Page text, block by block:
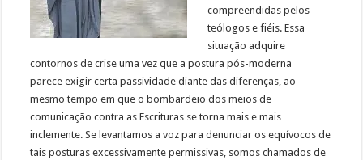
compreendidas pelos
teólogos e fiéis. Essa
situação adquire
contornos de crise uma vez que a postura pós-moderna
parece exigir certa passividade diante das diferenças, ao
mesmo tempo em que o bombardeio dos meios de
comunicação contra as Escrituras se torna mais e mais
inclemente. Se levantamos a voz para denunciar os equívocos de
tais posturas excessivamente permissivas, somos chamados de